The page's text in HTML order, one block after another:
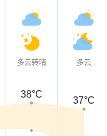
多云转晴 多云
38°C
37°C